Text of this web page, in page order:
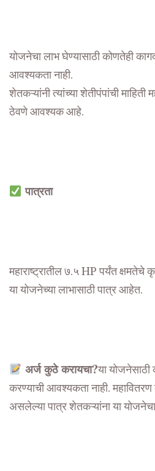
योजनेचा लाभ घेण्यासाठी कोणतेही
आवश्यकता नाही.
शेतकऱ्यांनी त्यांच्या शेतीपंपांची
ठेवणे आवश्यक आहे.
पात्रता
महाराष्ट्रातील ७.५ HP पर्यंत क्षमतेचे
या योजनेच्या लाभासाठी पात्र आहेत.
अर्ज कुठे करायचा?या योजनेसाठी
करण्याची आवश्यकता नाही.
असलेल्या पात्र शेतकऱ्यांना या